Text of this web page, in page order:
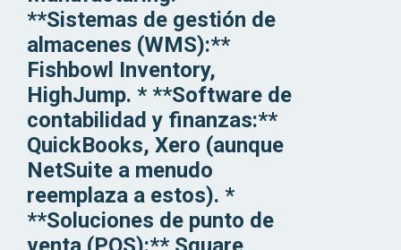
**Sistemas de gestión de
almacenes (WMS):**
Fishbowl Inventory,
HighJump. * **Software de
contabilidad y finanzas:**
QuickBooks, Xero (aunque
NetSuite a menudo
reemplaza a estos). *
**Soluciones de punto de